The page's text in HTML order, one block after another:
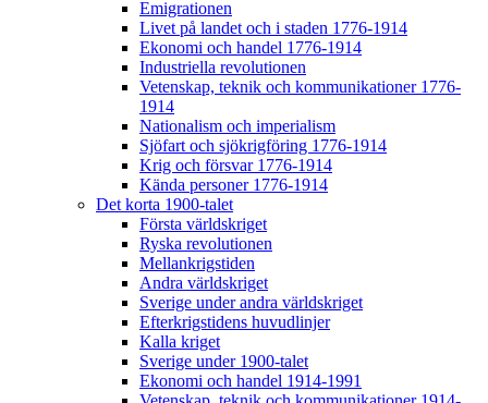
Emigrationen
Livet på landet och i staden 1776-1914
Ekonomi och handel 1776-1914
Industriella revolutionen
Vetenskap, teknik och kommunikationer 1776-
1914
Nationalism och imperialism
Sjöfart och sjökrigföring 1776-1914
Krig och försvar 1776-1914
Kända personer 1776-1914
Det korta 1900-talet
Första världskriget
Ryska revolutionen
Mellankrigstiden
Andra världskriget
Sverige under andra världskriget
Efterkrigstidens huvudlinjer
Kalla kriget
Sverige under 1900-talet
Ekonomi och handel 1914-1991